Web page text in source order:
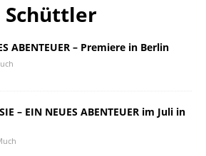
ABENTEUER – Premiere in Berlin
– EIN NEUES ABENTEUER im Juli in